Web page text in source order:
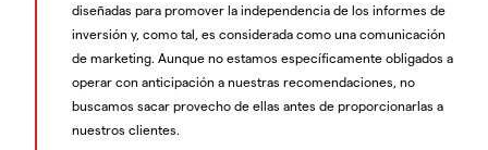
diseñadas para promover la independencia de los informes de
inversión y, como tal, es considerada como una comunicación
de marketing. Aunque no estamos específicamente obligados a
operar con anticipación a nuestras recomendaciones, no
buscamos sacar provecho de ellas antes de proporcionarlas a
nuestros clientes.